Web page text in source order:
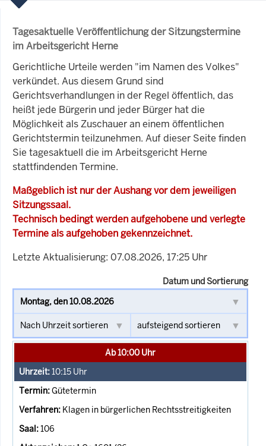
Tagesaktuelle Veröffentlichung der Sitzungstermine
im Arbeitsgericht Herne
Gerichtliche Urteile werden "im Namen des Volkes"
verkündet. Aus diesem Grund sind
Gerichtsverhandlungen in der Regel öffentlich, das
heißt jede Bürgerin und jeder Bürger hat die
Möglichkeit als Zuschauer an einem öffentlichen
Gerichtstermin teilzunehmen. Auf dieser Seite finden
Sie tagesaktuell die im Arbeitsgericht Herne
stattfindenden Termine.
Maßgeblich ist nur der Aushang vor dem jeweiligen
Sitzungssaal.
Technisch bedingt werden aufgehobene und verlegte
Termine als aufgehoben gekennzeichnet.
Letzte Aktualisierung: 07.08.2026, 17:25 Uhr
Datum und Sortierung
Ab 10:00 Uhr
10:15 Uhr
Gütetermin
Klagen in bürgerlichen Rechtsstreitigkeiten
106